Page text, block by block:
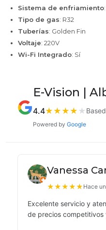
Sistema de enfriamiento
Tipo de gas: R32
Tuberías: Golden Fin
Voltaje: 220V
Wi-Fi Integrado: Sí
E-Vision |
4.4★ ★ ★ ★ ★
Powered by Google
Vanessa
★★★★★ Hace
Excelente servicio y
de precios competitivos